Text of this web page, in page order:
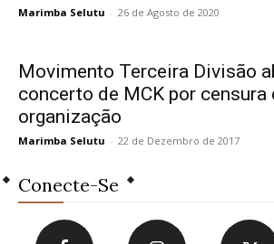
Marimba Selutu - 26 de Agosto de 2020
Movimento Terceira Divisão
concerto de MCK por censura
organização
Marimba Selutu - 22 de Dezembro de 2017
Conecte-Se